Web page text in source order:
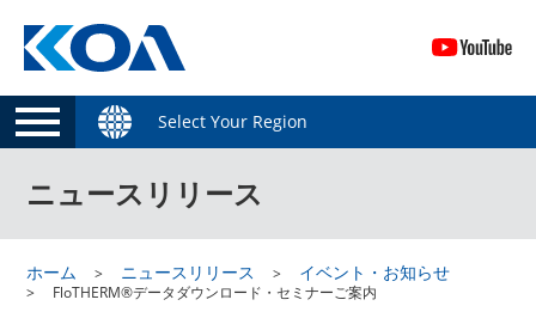
Select Your Region
ニュースリリース
ホーム ニュースリリース イベント・お知らせ
FloTHERM®データダウンロード・セミナーご案内